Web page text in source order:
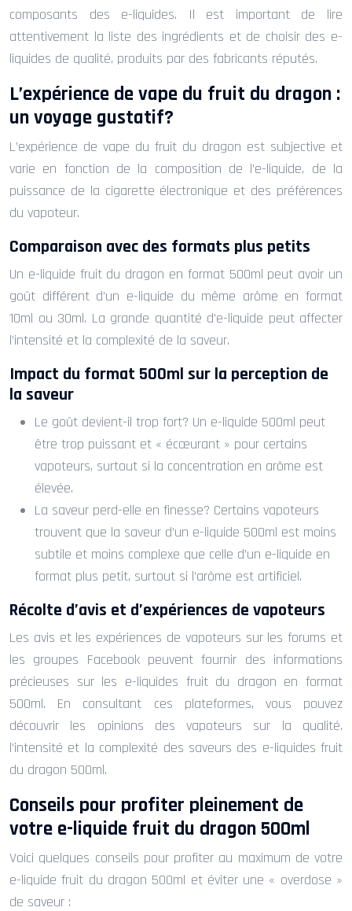
composants des e-liquides. Il est important de lire
attentivement la liste des ingrédients et de choisir des e-
liquides de qualité, produits par des fabricants réputés.
L’expérience de vape du fruit du dragon :
un voyage gustatif?
L’expérience de vape du fruit du dragon est subjective et
varie en fonction de la composition de l’e-liquide, de la
puissance de la cigarette électronique et des préférences
du vapoteur.
Comparaison avec des formats plus petits
Un e-liquide fruit du dragon en format 500ml peut avoir un
goût différent d’un e-liquide du même arôme en format
10ml ou 30ml. La grande quantité d’e-liquide peut affecter
l’intensité et la complexité de la saveur.
Impact du format 500ml sur la perception de
la saveur
Le goût devient-il trop fort? Un e-liquide 500ml peut
être trop puissant et « écœurant » pour certains
vapoteurs, surtout si la concentration en arôme est
élevée.
La saveur perd-elle en finesse? Certains vapoteurs
trouvent que la saveur d’un e-liquide 500ml est moins
subtile et moins complexe que celle d’un e-liquide en
format plus petit, surtout si l’arôme est artificiel.
Récolte d’avis et d’expériences de vapoteurs
Les avis et les expériences de vapoteurs sur les forums et
les groupes Facebook peuvent fournir des informations
précieuses sur les e-liquides fruit du dragon en format
500ml. En consultant ces plateformes, vous pouvez
découvrir les opinions des vapoteurs sur la qualité,
l’intensité et la complexité des saveurs des e-liquides fruit
du dragon 500ml.
Conseils pour profiter pleinement de
votre e-liquide fruit du dragon 500ml
Voici quelques conseils pour profiter au maximum de votre
e-liquide fruit du dragon 500ml et éviter une « overdose »
de saveur :